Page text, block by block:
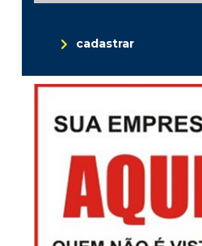
cadastrar